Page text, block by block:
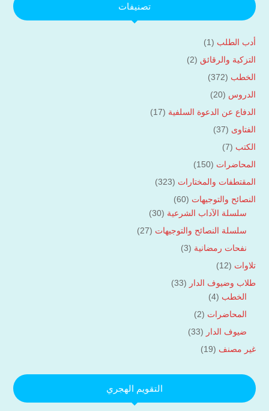
تصنيفات
أدب الطلب (1)
التزكية والرقائق (2)
الخطب (372)
الدروس (20)
الدفاع عن الدعوة السلفية (17)
الفتاوى (37)
الكتب (7)
المحاضرات (150)
المقتطفات والمختارات (323)
النصائح والتوجيهات (60)
سلسلة الآداب الشرعية (30)
سلسلة النصائح والتوجيهات (27)
نفحات رمضانية (3)
تلاوات (12)
طلاب وضيوف الدار (33)
الخطب (4)
المحاضرات (2)
ضيوف الدار (33)
غير مصنف (19)
التقويم الهجري